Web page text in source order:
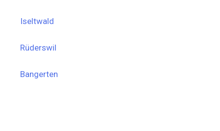
Iseltwald
Rüderswil
Bangerten